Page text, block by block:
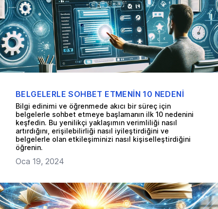
BELGELERLE SOHBET ETMENIN 10 NEDENI
Bilgi edinimi ve öğrenmede akıcı bir süreç için
belgelerle sohbet etmeye başlamanın ilk 10 nedenini
keşfedin. Bu yenilikçi yaklaşımın verimliliği nasıl
artırdığını, erişilebilirliği nasıl iyileştirdiğini ve
belgelerle olan etkileşiminizi nasıl kişiselleştirdiğini
öğrenin.
Oca 19, 2024